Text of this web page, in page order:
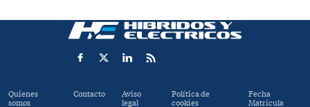
Quienes
somos
Contacto Aviso
legal
Política de
cookies
Fecha
Matrícula